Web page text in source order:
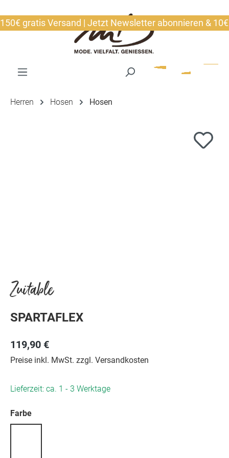
gratis Versand | Jetzt Newsletter abonnieren & 10€
Herren Hosen Hosen
Zuitable
SPARTAFLEX
119,90 €
Preise inkl. MwSt. zzgl. Versandkosten
Lieferzeit: ca. 1 - 3 Werktage
Farbeauswählen